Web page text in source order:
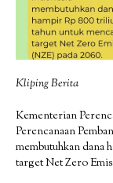
Kliping Berita
Kementerian
Perencanaan
membutuhkan dana
target Net Zero